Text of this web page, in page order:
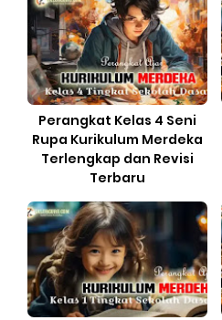
Perangkat Kelas 4 Seni
Rupa Kurikulum Merdeka
Terlengkap dan Revisi
Terbaru